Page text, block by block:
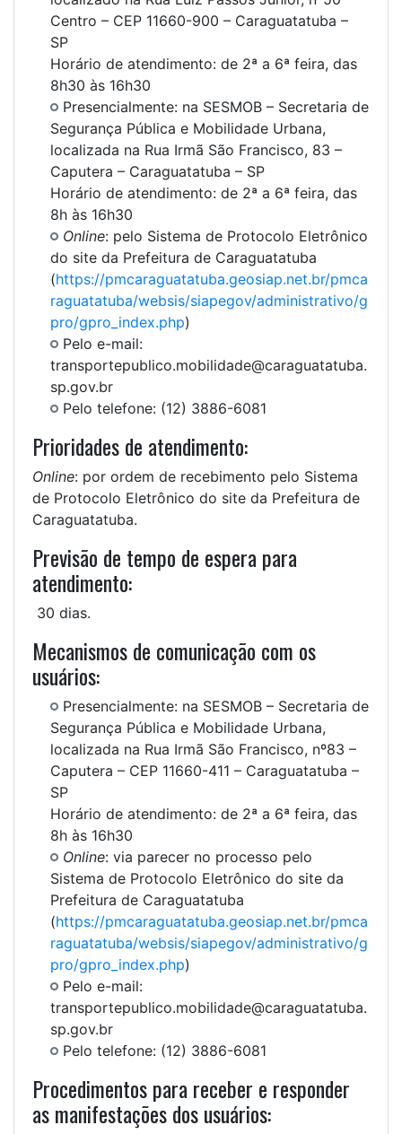
Centro – CEP 11660-900 – Caraguatatuba –
SP
Horário de atendimento: de 2ª a 6ª feira, das
8h30 às 16h30
Presencialmente: na SESMOB – Secretaria de
Segurança Pública e Mobilidade Urbana,
localizada na Rua Irmã São Francisco, 83 –
Caputera – Caraguatatuba – SP
Horário de atendimento: de 2ª a 6ª feira, das
8h às 16h30
Online: pelo Sistema de Protocolo Eletrônico
do site da Prefeitura de Caraguatatuba
(https://pmcaraguatatuba.geosiap.net.br/pmca
raguatatuba/websis/siapegov/administrativo/g
pro/gpro_index.php)
Pelo e-mail:
transportepublico.mobilidade@caraguatatuba.
sp.gov.br
Pelo telefone: (12) 3886-6081
Prioridades de atendimento:
Online: por ordem de recebimento pelo Sistema
de Protocolo Eletrônico do site da Prefeitura de
Caraguatatuba.
Previsão de tempo de espera para
atendimento:
30 dias.
Mecanismos de comunicação com os
usuários:
Presencialmente: na SESMOB – Secretaria de
Segurança Pública e Mobilidade Urbana,
localizada na Rua Irmã São Francisco, nº83 –
Caputera – CEP 11660-411 – Caraguatatuba –
SP
Horário de atendimento: de 2ª a 6ª feira, das
8h às 16h30
Online: via parecer no processo pelo
Sistema de Protocolo Eletrônico do site da
Prefeitura de Caraguatatuba
(https://pmcaraguatatuba.geosiap.net.br/pmca
raguatatuba/websis/siapegov/administrativo/g
pro/gpro_index.php)
Pelo e-mail:
transportepublico.mobilidade@caraguatatuba.
sp.gov.br
Pelo telefone: (12) 3886-6081
Procedimentos para receber e responder
as manifestações dos usuários: